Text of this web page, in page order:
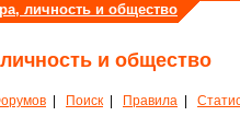
личность и общество
и общество
Поиск Правила